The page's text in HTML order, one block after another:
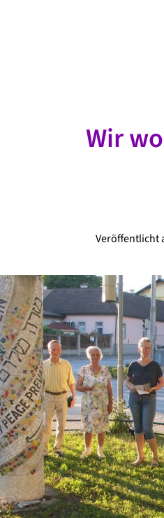
Wir
Veröffentlicht